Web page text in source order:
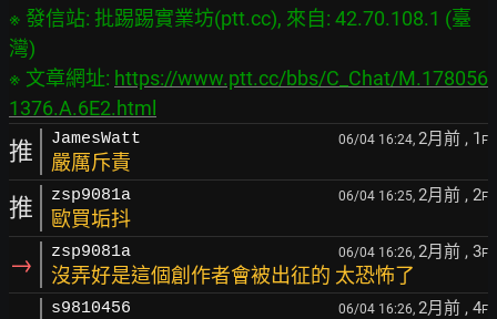
※ 發信站: 批踢踢實業坊(ptt.cc), 來自: 42.70.108.1 (臺
灣)
※ 文章網址: https://www.ptt.cc/bbs/C_Chat/M.178056
1376.A.6E2.html
推 JamesWatt 06/04 16:24, 2月前 , 1 F
嚴厲斥責
推 zsp9081a 06/04 16:25, 2月前 , 2F
歐買垢抖
→ zsp9081a 06/04 16:26, 2月前 , 3F
沒弄好是這個創作者會被出征的 太恐怖了
s9810456 06/04 16:26, 2月前 , 4F